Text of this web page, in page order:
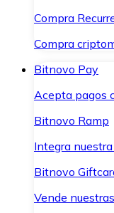
Compra
Compra
Bitnovo Pay
Acepta pagos
Bitnovo Ramp
Integra
Bitnovo
Vende